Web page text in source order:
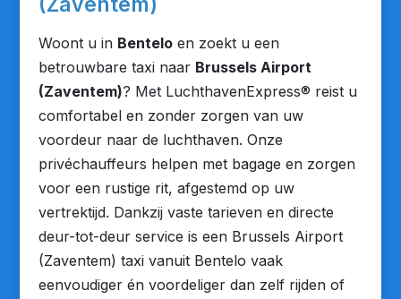
Woont u in Benteloen zoekt u een
betrouwbare taxi naar Brussels Airport
(Zaventem)? Met LuchthavenExpress® reist u
comfortabel en zonder zorgen van uw
voordeur naar de luchthaven. Onze
privéchauffeurs helpen met bagage en zorgen
voor een rustige rit, afgestemd op uw
vertrektijd. Dankzij vaste tarieven en directe
deur-tot-deur service is een Brussels Airport
(Zaventem) taxi vanuit Bentelo vaak
eenvoudiger én voordeliger dan zelf rijden of